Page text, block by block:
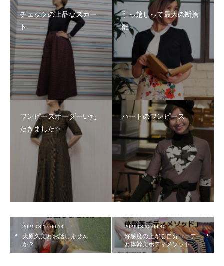
チェックの上品なスカー
ト
引っ越しって最大の断捨
離
ワンピースオーダーいた
だきました✨
ハートのワンピース
2021.03.17 00:14
大原久美とお話しません
か？
2021.03.15 00:40
好感度の上がる自分コーデ
と体幹美ボディメソット